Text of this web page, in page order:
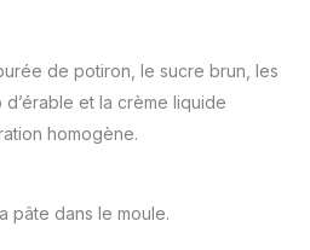
de potiron, le sucre brun, les
et la crème liquide
homogène.
pâte dans le moule.